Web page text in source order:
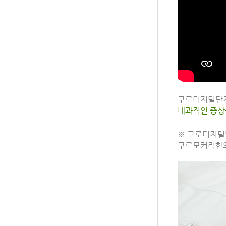
구로디지털
내과적인 증
※ 구로디지털
구로모커리한